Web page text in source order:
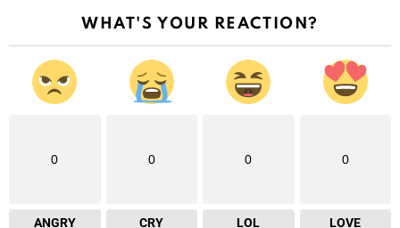
WHAT'S YOUR REACTION?
0
ANGRY
0
CRY
0
LOL
0
LOVE